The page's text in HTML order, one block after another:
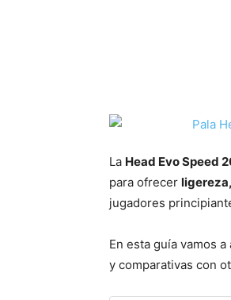
La Head Evo Speed
para ofrecer
jugadores
En esta guía vamos
y comparativas con